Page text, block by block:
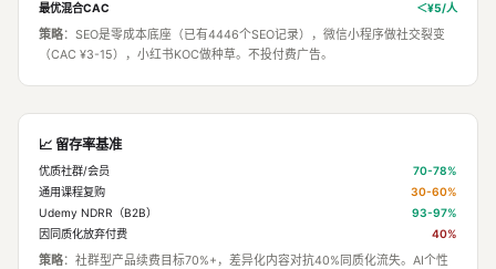
最优混合CAC
＜¥5/人
策略：SEO是零成本底座（已有4446个SEO记录），微信小程序做社交裂变
（CAC ¥3-15），小红书KOC做种草。不投付费广告。
📈 留存率基准
优质社群/会员
70-78%
通用课程复购
30-60%
Udemy NDRR（B2B）
93-97%
因同质化放弃付费
40%
策略：社群型产品续费目标70%+，差异化内容对抗40%同质化流失。AI个性